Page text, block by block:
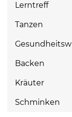
Lerntreff
Tanzen
Backen
Kräuter
Schminken